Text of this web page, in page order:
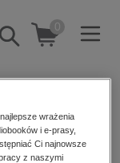
Pokaż/schowaj
wyszukiwarkę
0
wrażenia
i e-prasy,
Ci najnowsze
z naszymi